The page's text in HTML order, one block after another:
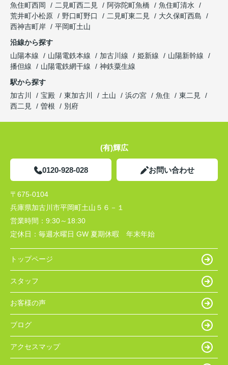
魚住町西岡
二見町西二見 阿弥陀町魚橋
魚住町清水
荒井町小松原
野口町野口 二見町東二見
大久保町西島
西神吉町岸
平岡町土山
沿線から探す
山陽本線
山陽電鉄本線 加古川線 姫新線
山陽新幹線
播但線
山陽電鉄網干線
神鉄粟生線
駅から探す
加古川
宝殿 東加古川 土山 浜の宮 魚住
東二見
西二見
曽根 別府
(有)輝広
0120-928-028 お問い合わせ
〒675-0104
兵庫県加古川市平岡町土山５６－１
営業時間： 9:30～18:30
定休日： 毎週水曜日 GW 夏期休暇 年末年始
トップページ
スタッフ
お客様の声
ブログ
アクセスマップ